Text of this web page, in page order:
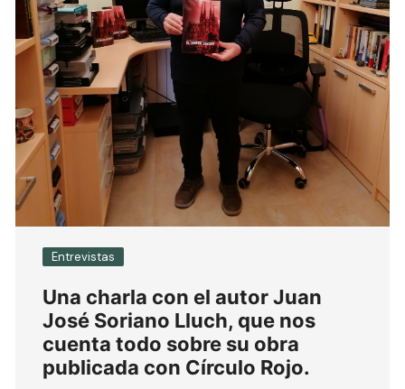
Entrevistas
Una charla con el autor Juan
José Soriano Lluch, que nos
cuenta todo sobre su obra
publicada con Círculo Rojo.